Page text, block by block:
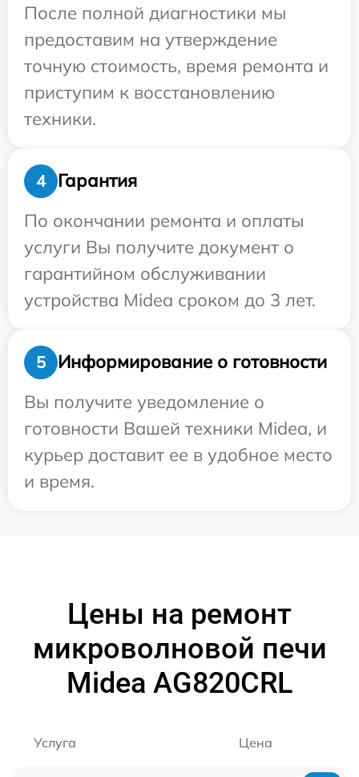
После полной диагностики мы
предоставим на утверждение
точную стоимость, время ремонта и
приступим к восстановлению
техники.
4
Гарантия
По окончании ремонта и оплаты
услуги Вы получите документ о
гарантийном обслуживании
устройства Midea сроком до 3 лет.
5
Информирование о готовности
Вы получите уведомление о
готовности Вашей техники Midea, и
курьер доставит ее в удобное место
и время.
Цены на ремонт
микроволновой печи
Midea AG820CRL
Услуга Цена